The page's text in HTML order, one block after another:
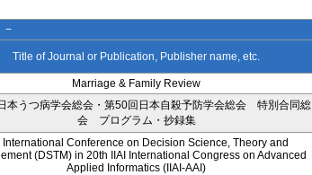
−
Title of Journal or Publication, Publisher name, etc.
Marriage & Family Review
本うつ病学会総会・第50回日本自殺予防学会総会 特別合同総
会 プログラム・抄録集
International Conference on Decision Science, Theory and
(DSTM) in 20th IIAI International Congress on Advanced
Applied Informatics (IIAI-AAI)